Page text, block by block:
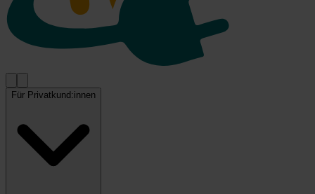
Für Privatkund:innen